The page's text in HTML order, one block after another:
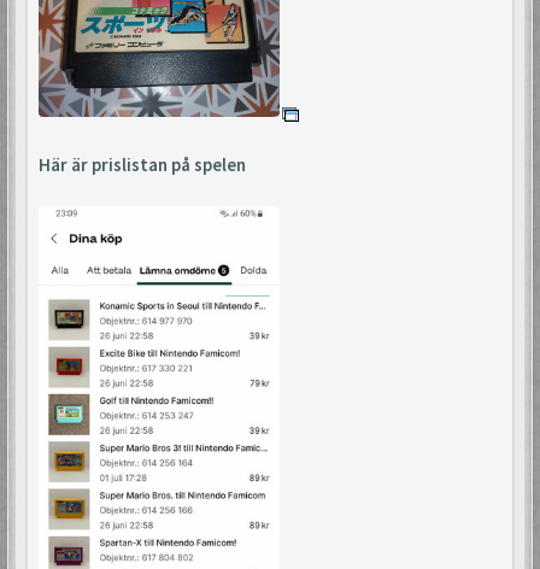
Här är prislistan på spelen